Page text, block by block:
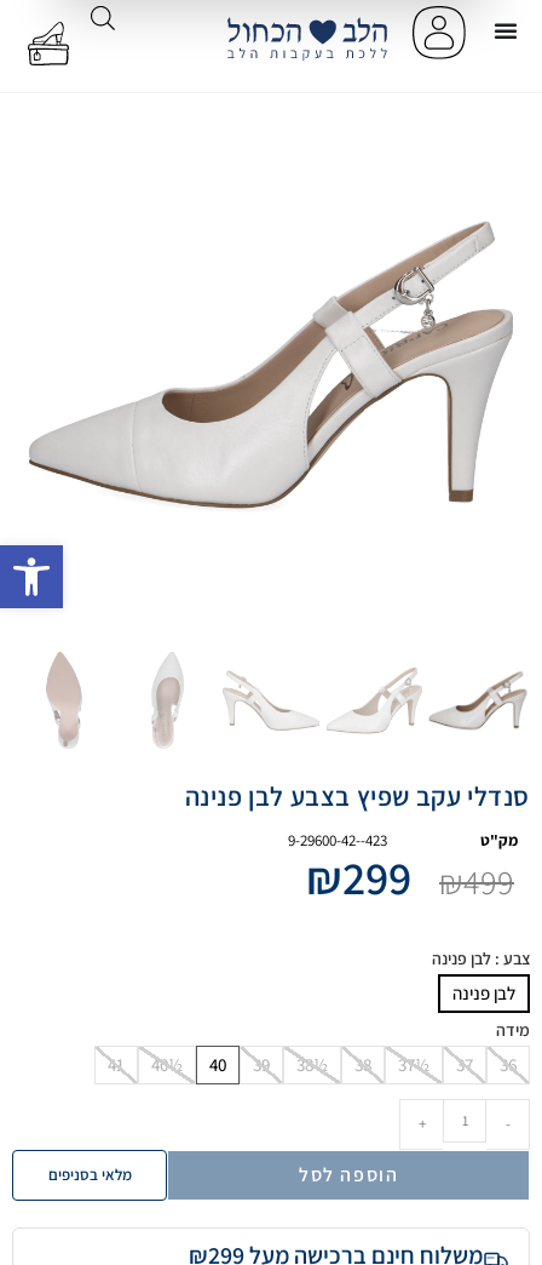
סנדלי עקב שפיץ בצבע לבן פנינה
מק"ט 9-29600-42--423
₪499
₪299
צבע : לבן פנינה
לבן פנינה
מידה
36
37
37½
38
38½
39
40
40½
41
-
+
הוספה לסל מלאי בסניפים
משלוח חינם ברכישה מעל ₪299